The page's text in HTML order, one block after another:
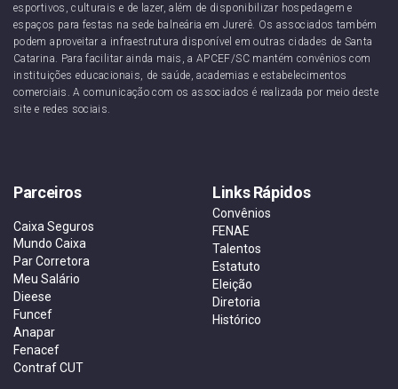
esportivos, culturais e de lazer, além de disponibilizar hospedagem e
espaços para festas na sede balneária em Jurerê. Os associados também
podem aproveitar a infraestrutura disponível em outras cidades de Santa
Catarina. Para facilitar ainda mais, a APCEF/SC mantém convênios com
instituições educacionais, de saúde, academias e estabelecimentos
comerciais. A comunicação com os associados é realizada por meio deste
site e redes sociais.
Parceiros
Caixa Seguros
Mundo Caixa
Par Corretora
Meu Salário
Dieese
Funcef
Anapar
Fenacef
Contraf CUT
Links Rápidos
Convênios
FENAE
Talentos
Estatuto
Eleição
Diretoria
Histórico